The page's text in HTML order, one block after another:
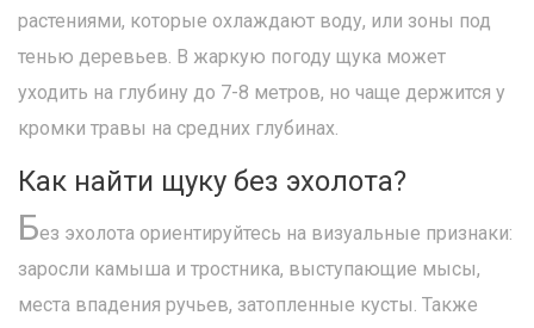
растениями, которые охлаждают воду, или зоны под
тенью деревьев. В жаркую погоду щука может
уходить на глубину до 7-8 метров, но чаще держится у
кромки травы на средних глубинах.
Как найти щуку без эхолота?
Без эхолота ориентируйтесь на визуальные признаки:
заросли камыша и тростника, выступающие мысы,
места впадения ручьев, затопленные кусты. Также